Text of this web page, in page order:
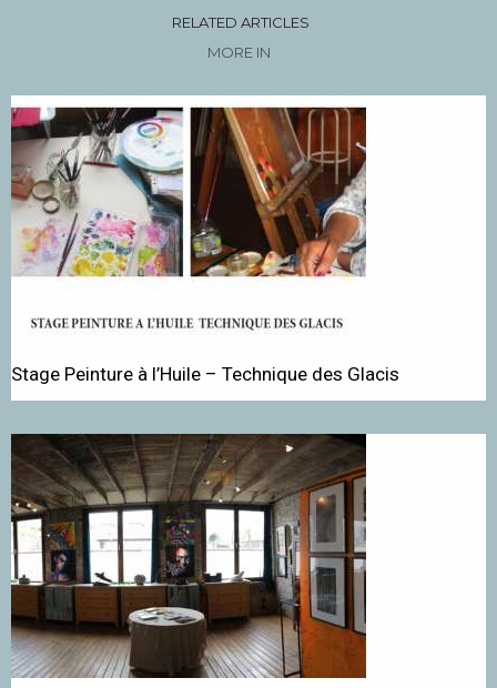
RELATED ARTICLES
MORE IN
Stage Peinture à l’Huile – Technique des Glacis